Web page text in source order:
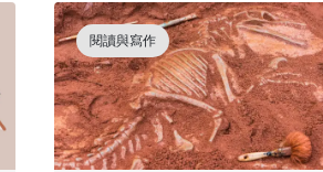
閱讀與寫作